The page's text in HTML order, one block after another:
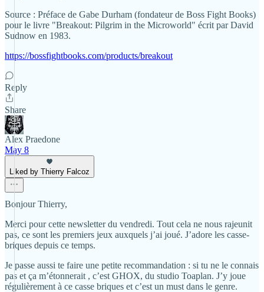
Source : Préface de Gabe Durham (fondateur de Boss Fight Books)
pour le livre "Breakout: Pilgrim in the Microworld" écrit par David
Sudnow en 1983.
https://bossfightbooks.com/products/breakout
Reply
Share
Alex Praedone
May 8
Liked by Thierry Falcoz
Bonjour Thierry,
Merci pour cette newsletter du vendredi. Tout cela ne nous rajeunit
pas, ce sont les premiers jeux auxquels j’ai joué. J’adore les casse-
briques depuis ce temps.
Je passe aussi te faire une petite recommandation : si tu ne le connais
pas et ça m’étonnerait , c’est GHOX, du studio Toaplan. J’y joue
régulièrement à ce casse briques et c’est un must dans le genre.